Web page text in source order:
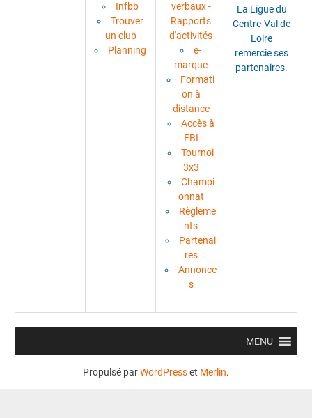
Infbb
Trouver
un club
Planning
verbaux -
Rapports
d'activités
e-
marque
Formati
on à
distance
Accès à
FBI
Tournoi
3x3
Champi
onnat
Règleme
nts
Partenai
res
Annonce
s
La Ligue du
Centre-Val de
Loire
remercie ses
partenaires.
MENU
Propulsé parWordPresset Merlin.